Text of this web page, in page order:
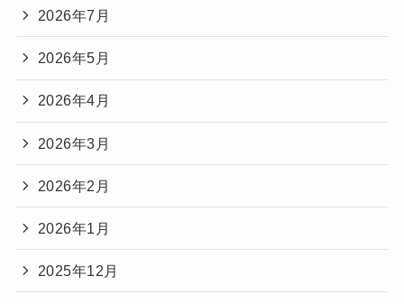
2026年7月
2026年5月
2026年4月
2026年3月
2026年2月
2026年1月
2025年12月